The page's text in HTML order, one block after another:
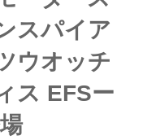
スパイア
ウオッチ
ス EFSー